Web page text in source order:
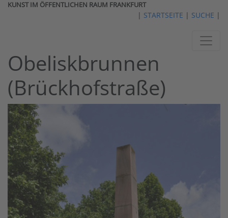
KUNST IM ÖFFENTLICHEN RAUM FRANKFURT
| STARTSEITE | SUCHE |
Obeliskbrunnen
(Brückhofstraße)